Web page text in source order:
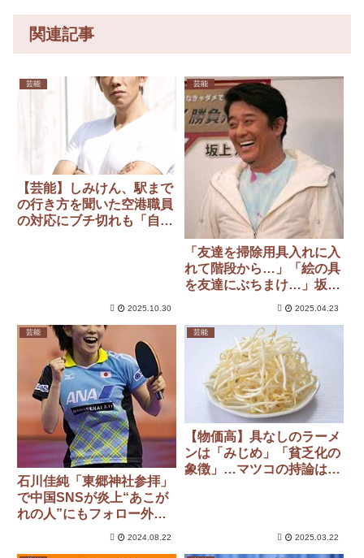
関連記事
芸能
【芸能】しみけん、駅まで
の行き方を聞いた空港職員
の対応にブチ切れも「自業
2025.10.30
芸能
「友達を掃除用具入れに入
れて階段から…」「絵の具
を友達にぶちまけ…」坂上
2025.04.23
芸能
石川佳純「東郷神社参拝」
で中国SNSが炎上“あこが
れの人”にもフォロー外さ
2024.08.22
芸能
【物価高】具なしのラーメ
ンは「みじめ」「貧乏化の
象徴」…マツコの持論は
2025.03.22